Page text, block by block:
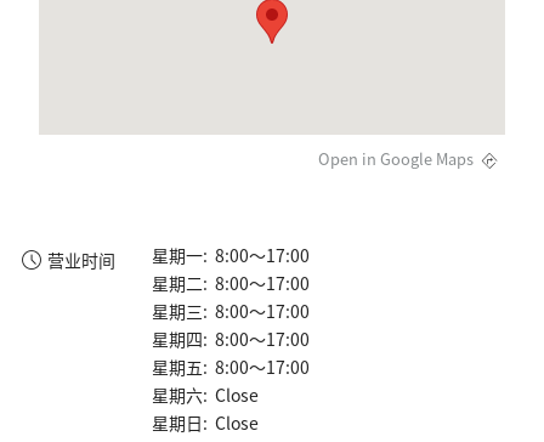
Open in Google Maps
营业时间
星期一: 8:00～17:00
星期二: 8:00～17:00
星期三: 8:00～17:00
星期四: 8:00～17:00
星期五: 8:00～17:00
星期六: Close
星期日: Close